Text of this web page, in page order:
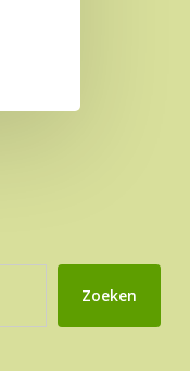
Zoeken